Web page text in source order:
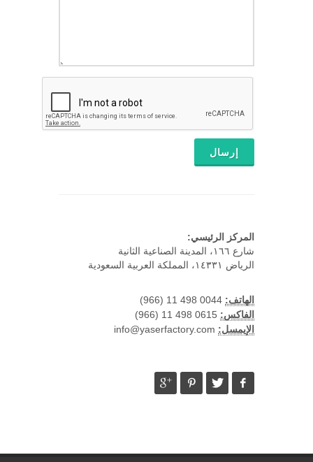
المركز الرئيسي:
شارع ١٦٦، المدينة الصناعية الثانية
الرياض ١٤٣٣١، المملكة العربية السعودية
الهاتف:
الفاكس:
الإيمسل: info@yaserfactory.com